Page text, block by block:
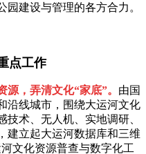
建设与管理的各方合力。
点工作
，弄清文化“家底”。 由国
沿线城市，围绕大运河文化
术、无人机、实地调研、
建立起大运河数据库和三维
文化资源普查与数字化工